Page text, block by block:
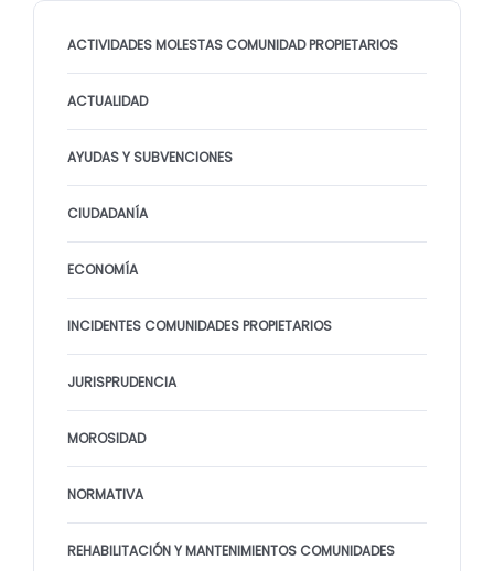
ACTIVIDADES MOLESTAS COMUNIDAD PROPIETARIOS
ACTUALIDAD
AYUDAS Y SUBVENCIONES
CIUDADANÍA
ECONOMÍA
INCIDENTES COMUNIDADES PROPIETARIOS
JURISPRUDENCIA
MOROSIDAD
NORMATIVA
REHABILITACIÓN Y MANTENIMIENTOS COMUNIDADES